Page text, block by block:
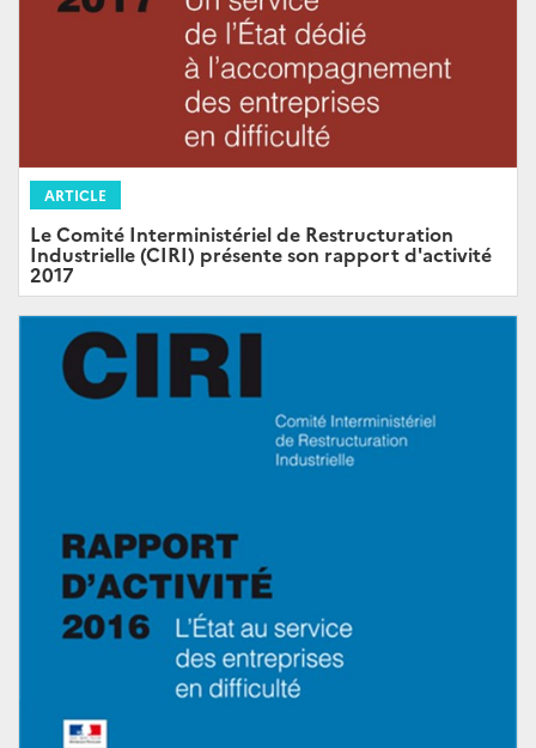
ARTICLE
Le Comité Interministériel de Restructuration
Industrielle (CIRI) présente son rapport d'activité
2017